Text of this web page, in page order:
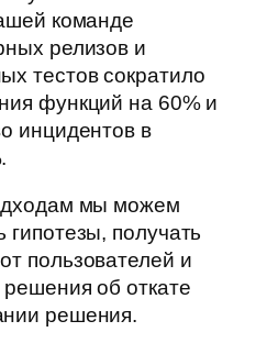
команде
релизов и
тестов сократило
функций на 60% и
инцидентов в
мы можем
гипотезы, получать
пользователей и
об откате
решения.